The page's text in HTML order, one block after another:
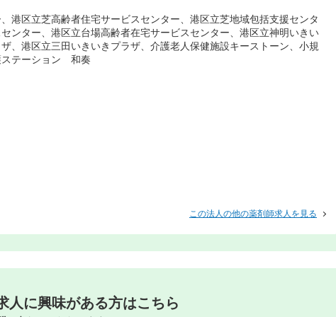
港区立芝高齢者住宅サービスセンター、港区立芝地域包括支援センタ
ンター、港区立台場高齢者在宅サービスセンター、港区立神明いきい
、港区立三田いきいきプラザ、介護老人保健施設キーストーン、小規
ステーション 和奏
この法人の他の薬剤師求人を見る
人に興味がある方はこちら